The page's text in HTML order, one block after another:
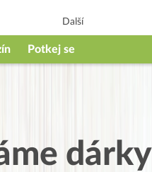
Další
Potkej se
dárky